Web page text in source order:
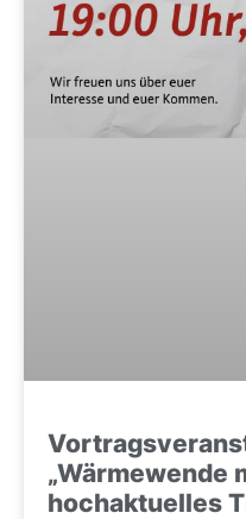
„Wärmewende
hochaktuelles